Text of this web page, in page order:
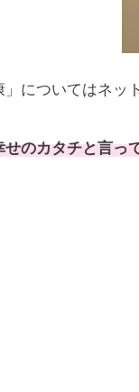
」についてはネッ
せのカタチと言っ